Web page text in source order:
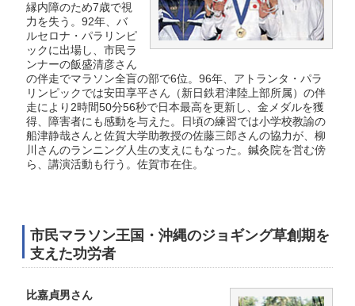
縁内障のため7歳で視
力を失う。92年、バ
ルセロナ・パラリンピ
ックに出場し、市民ラ
ンナーの飯盛清彦さん
の伴走でマラソン全盲の部で6位。96年、アトランタ・パラ
リンピックでは安田享平さん（新日鉄君津陸上部所属）の伴
走により2時間50分56秒で日本最高を更新し、金メダルを獲
得、障害者にも感動を与えた。日頃の練習では小学校教諭の
船津静哉さんと佐賀大学助教授の佐藤三郎さんの協力が、柳
川さんのランニング人生の支えにもなった。鍼灸院を営む傍
ら、講演活動も行う。佐賀市在住。
市民マラソン王国・沖縄のジョギング草創期を
支えた功労者
比嘉貞男さん